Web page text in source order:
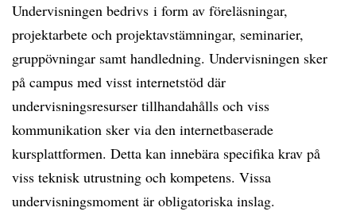
Undervisningen bedrivs i form av föreläsningar,
projektarbete och projektavstämningar, seminarier,
gruppövningar samt handledning. Undervisningen sker
på campus med visst internetstöd där
undervisningsresurser tillhandahålls och viss
kommunikation sker via den internetbaserade
kursplattformen. Detta kan innebära specifika krav på
viss teknisk utrustning och kompetens. Vissa
undervisningsmoment är obligatoriska inslag.